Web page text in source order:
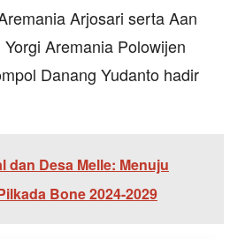
Arjosari serta Aan
Aremania Polowijen
Danang Yudanto hadir
dan Desa Melle: Menuju
Bone 2024-2029